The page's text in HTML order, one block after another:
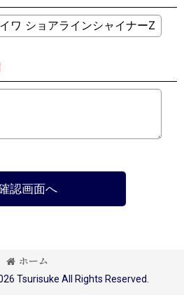
認画面へ
ホーム
Tsurisuke All Rights Reserved.